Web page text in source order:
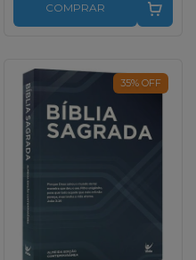
COMPRAR
35% OFF